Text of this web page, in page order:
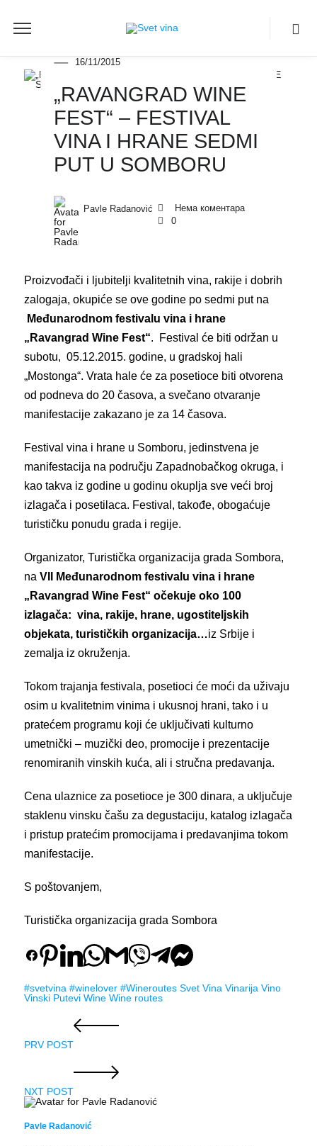
16/11/2015
„RAVANGRAD WINE
FEST“ – FESTIVAL
VINA I HRANE SEDMI
PUT U SOMBORU
Pavle Radanović
Нема коментара
0
Proizvođači i ljubitelji kvalitetnih vina, rakije i dobrih
zalogaja, okupiće se ove godine po sedmi put na
Međunarodnom festivalu vina i hrane
„Ravangrad Wine Fest“. Festival će biti održan u
subotu, 05.12.2015. godine, u gradskoj hali
„Mostonga“. Vrata hale će za posetioce biti otvorena
od podneva do 20 časova, a svečano otvaranje
manifestacije zakazano je za 14 časova.
Festival vina i hrane u Somboru, jedinstvena je
manifestacija na području Zapadnobačkog okruga, i
kao takva iz godine u godinu okuplja sve veći broj
izlagača i posetilaca. Festival, takođe, obogaćuje
turističku ponudu grada i regije.
Organizator, Turistička organizacija grada Sombora,
naVII Međunarodnom festivalu vina i hrane
„Ravangrad Wine Fest“ očekuje oko 100
izlagača: vina, rakije, hrane, ugostiteljskih
objekata, turističkih organizacija…iz Srbije i
zemalja iz okruženja.
Tokom trajanja festivala, posetioci će moći da uživaju
osim u kvalitetnim vinima i ukusnoj hrani, tako i u
pratećem programu koji će uključivati kulturno
umetnički – muzički deo, promocije i prezentacije
renomiranih vinskih kuća, ali i stručna predavanja.
Cena ulaznice za posetioce je 300 dinara, a uključuje
staklenu vinsku čašu za degustaciju, katalog izlagača
i pristup pratećim promocijama i predavanjima tokom
manifestacije.
S poštovanjem,
Turistička organizacija grada Sombora
#svetvina #winelover #Wineroutes Svet Vina Vinarija Vino
Vinski Putevi Wine Wine routes
PRV POST
NXT POST
Pavle Radanović